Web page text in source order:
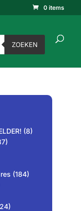
0 items
ZOEKEN
(8)
(184)